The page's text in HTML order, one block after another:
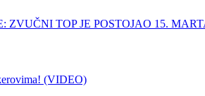
ZVUČNI TOP JE POSTOJAO 15.
(VIDEO)